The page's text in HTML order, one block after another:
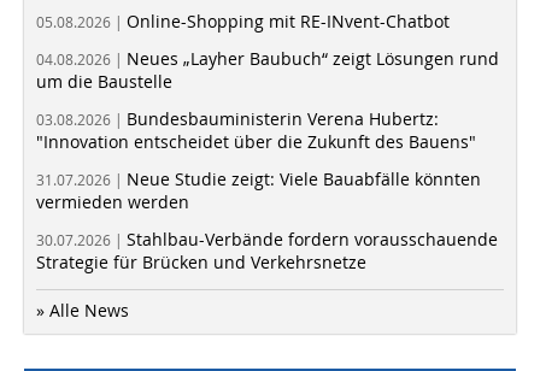
05.08.2026 | Online-Shopping mit RE-INvent-Chatbot
04.08.2026 | Neues „Layher Baubuch“ zeigt Lösungen rund
um die Baustelle
03.08.2026 | Bundesbauministerin Verena Hubertz:
"Innovation entscheidet über die Zukunft des Bauens"
31.07.2026 | Neue Studie zeigt: Viele Bauabfälle könnten
vermieden werden
30.07.2026 | Stahlbau-Verbände fordern vorausschauende
Strategie für Brücken und Verkehrsnetze
» Alle News